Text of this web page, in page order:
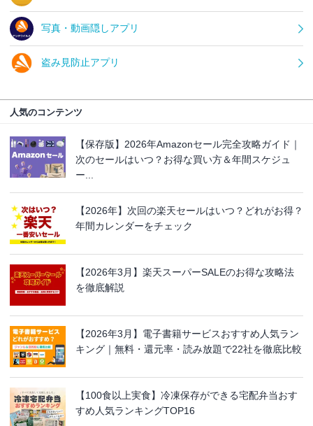
写真・動画隠しアプリ
盗み見防止アプリ
人気のコンテンツ
【保存版】2026年Amazonセール完全攻略ガイド｜
次のセールはいつ？お得な買い方＆年間スケジュ
ー...
【2026年】次回の楽天セールはいつ？どれがお得？
年間カレンダーをチェック
【2026年3月】楽天スーパーSALEのお得な攻略法
を徹底解説
【2026年3月】電子書籍サービスおすすめ人気ラン
キング｜無料・還元率・読み放題で22社を徹底比較
【100食以上実食】冷凍保存ができる宅配弁当おす
すめ人気ランキングTOP16